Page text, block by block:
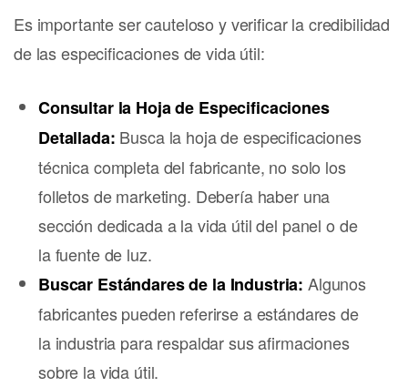
Es importante ser cauteloso y verificar la credibilidad
de las especificaciones de vida útil:
Consultar la Hoja de Especificaciones
Detallada: Busca la hoja de especificaciones
técnica completa del fabricante, no solo los
folletos de marketing. Debería haber una
sección dedicada a la vida útil del panel o de
la fuente de luz.
Buscar Estándares de la Industria: Algunos
fabricantes pueden referirse a estándares de
la industria para respaldar sus afirmaciones
sobre la vida útil.